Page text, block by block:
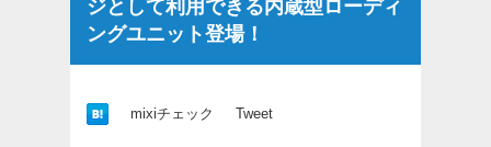
ジとして利用できる内蔵型ローディ
ングユニット登場！
mixiチェック Tweet